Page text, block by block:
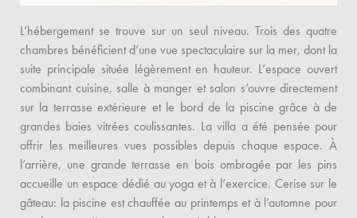
L’hébergement se trouve sur un seul niveau. Trois des quatre
chambres bénéficient d’une vue spectaculaire sur la mer, dont la
suite principale située légèrement en hauteur. L’espace ouvert
combinant cuisine, salle à manger et salon s’ouvre directement
sur la terrasse extérieure et le bord de la piscine grâce à de
grandes baies vitrées coulissantes. La villa a été pensée pour
offrir les meilleures vues possibles depuis chaque espace. À
l’arrière, une grande terrasse en bois ombragée par les pins
accueille un espace dédié au yoga et à l’exercice. Cerise sur le
gâteau: la piscine est chauffée au printemps et à l’automne pour